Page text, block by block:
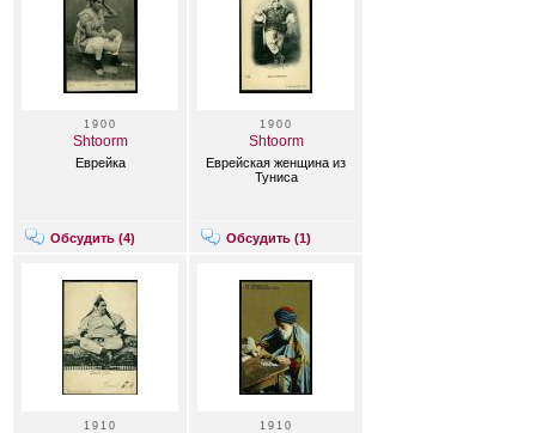
1900
Shtoorm
Еврейка
Обсудить (4)
1900
Shtoorm
Еврейская женщина из
Туниса
Обсудить (1)
1910 1910